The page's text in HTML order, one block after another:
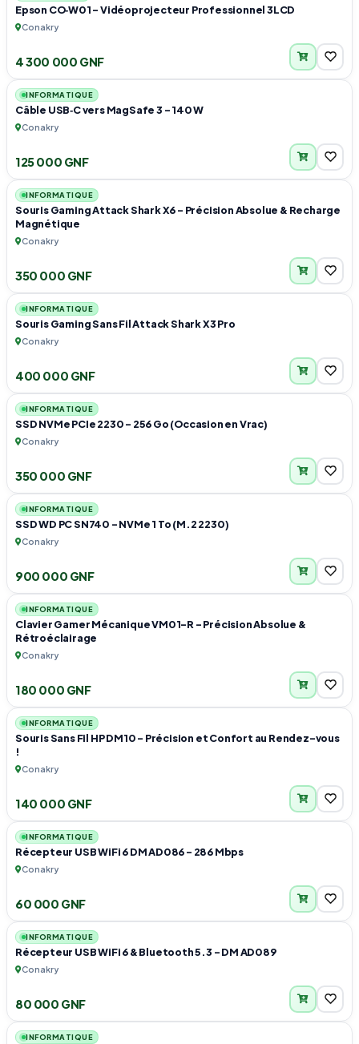
Epson CO‑W01 – Vidéoprojecteur Professionnel 3LCD
Conakry
4 300 000 GNF
INFORMATIQUE
Câble USB‑C vers MagSafe 3 – 140 W
Conakry
125 000 GNF
INFORMATIQUE
Souris Gaming Attack Shark X6 – Précision Absolue & Recharge
Magnétique
Conakry
350 000 GNF
INFORMATIQUE
Souris Gaming Sans Fil Attack Shark X3 Pro
Conakry
400 000 GNF
INFORMATIQUE
SSD NVMe PCIe 2230 – 256 Go (Occasion en Vrac)
Conakry
350 000 GNF
INFORMATIQUE
SSD WD PC SN740 – NVMe 1 To (M.2 2230)
Conakry
900 000 GNF
INFORMATIQUE
Clavier Gamer Mécanique VM01-R – Précision Absolue &
Rétroéclairage
Conakry
180 000 GNF
INFORMATIQUE
Souris Sans Fil HP DM10 – Précision et Confort au Rendez-vous
!
Conakry
140 000 GNF
INFORMATIQUE
Récepteur USB WiFi 6 DM AD086 – 286 Mbps
Conakry
60 000 GNF
INFORMATIQUE
Récepteur USB WiFi 6 & Bluetooth 5.3 – DM AD089
Conakry
80 000 GNF
INFORMATIQUE